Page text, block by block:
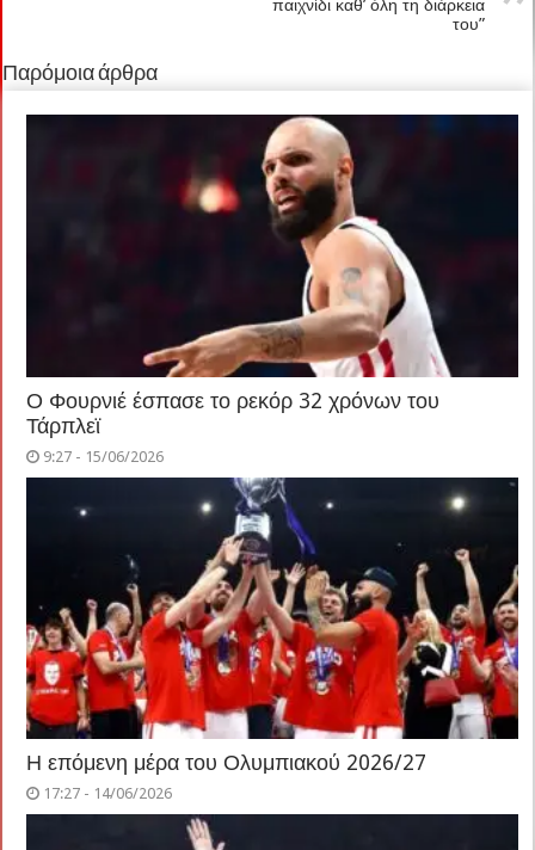
παιχνίδι καθ’ όλη τη διάρκεια
του”
Παρόμοια άρθρα
Ο Φουρνιέ έσπασε το ρεκόρ 32 χρόνων του
Τάρπλεϊ
9:27 - 15/06/2026
Η επόμενη μέρα του Ολυμπιακού 2026/27
17:27 - 14/06/2026